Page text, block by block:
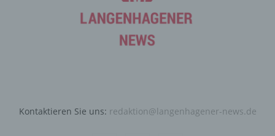
Kontaktieren Sie uns: redaktion@langenhagener-news.de
gewährleisten sowie (4) um Strafverfolgungsbehörden
im Falle eines Cyberangriffes die zur Strafverfolgung
notwendigen Informationen bereitzustellen. Diese
um letztlich ein optimales Schutzniveau für die von uns